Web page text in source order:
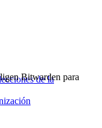
Bitwarden para
de la